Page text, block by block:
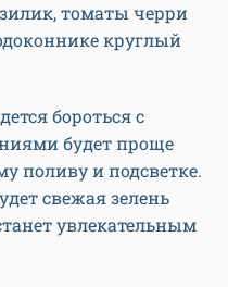
томаты черри
круглый
бороться с
будет проще
поливу и подсветке.
свежая зелень
увлекательным